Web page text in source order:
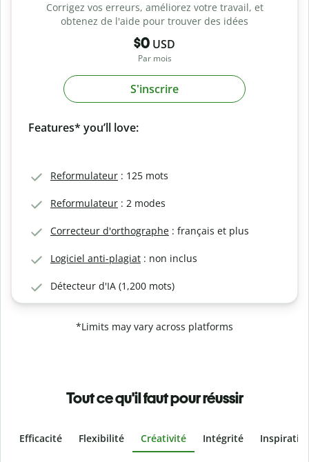
Corrigez vos erreurs, améliorez votre travail, et
obtenez de l'aide pour trouver des idées
$0 USD
Par mois
S'inscrire
Features* you’ll love:
Reformulateur : 125 mots
Reformulateur : 2 modes
Correcteur d'orthographe : français et plus
Logiciel anti-plagiat : non inclus
Détecteur d'IA (1,200 mots)
*Limits may vary across platforms
Tout ce qu'il faut pour réussir
Efficacité Flexibilité Créativité Intégrité